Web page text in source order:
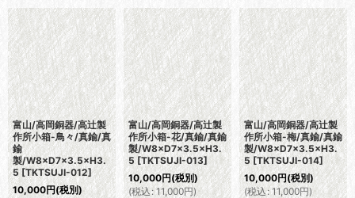
富山/高岡銅器/高辻製
作所小箱-鳥々/真鍮/真
鍮
製/W8×D7×3.5×H3.
5 [TKTSUJI-012]
10,000円(税別)
富山/高岡銅器/高辻製
作所小箱-花/真鍮/真鍮
製/W8×D7×3.5×H3.
5 [TKTSUJI-013]
10,000円(税別)
(税込: 11,000円)
富山/高岡銅器/高辻製
作所小箱-梅/真鍮/真鍮
製/W8×D7×3.5×H3.
5 [TKTSUJI-014]
10,000円(税別)
(税込: 11,000円)